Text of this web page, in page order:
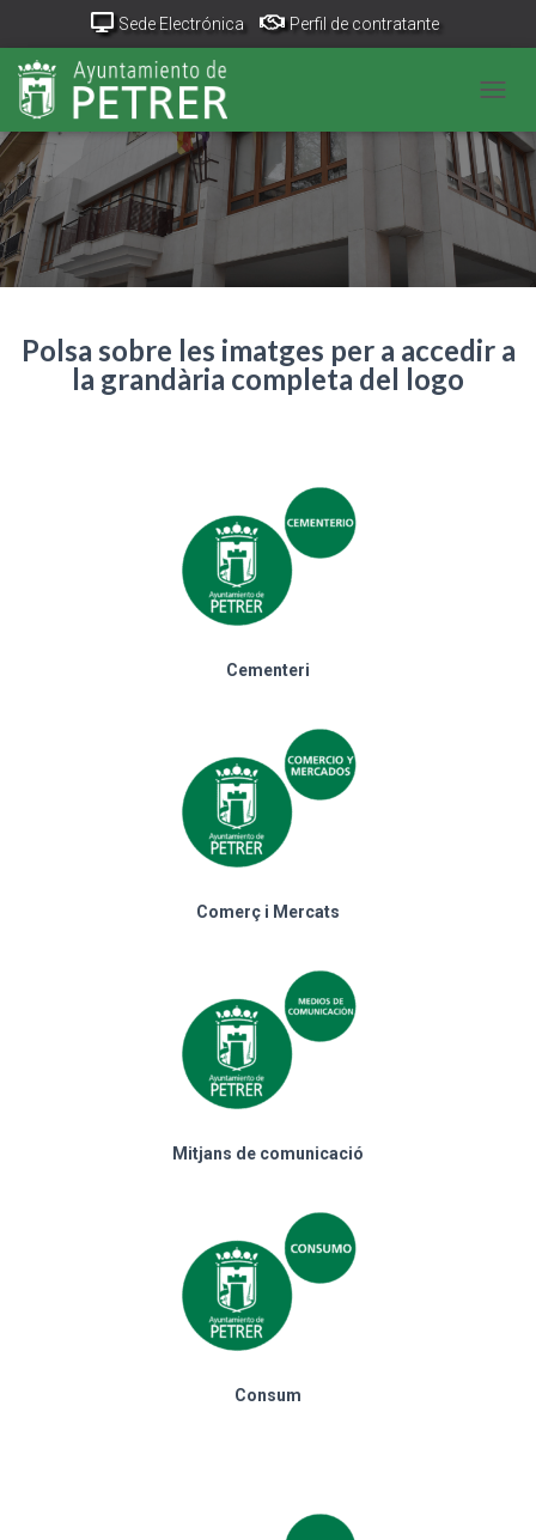
Sede Electrónica Perfil de contratante
Portal Transparencia
Canal de denuncias
Polsa sobre les imatges per a accedir a
la grandària completa del logo
Cementeri
Comerç i Mercats
Mitjans de comunicació
Consum